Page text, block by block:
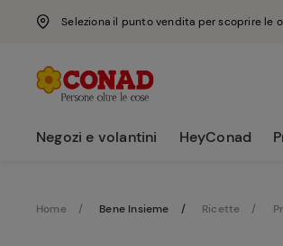
Seleziona il punto vendita per scoprire le
Negozi e volantini HeyConad
Home Bene Insieme Ricette